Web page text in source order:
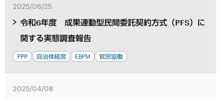
2025/06/25
令和6年度 成果連動型民間委託契約方式（PFS）に
関する実態調査報告
PPP 自治体経営 EBPM 官民協働
2025/04/08